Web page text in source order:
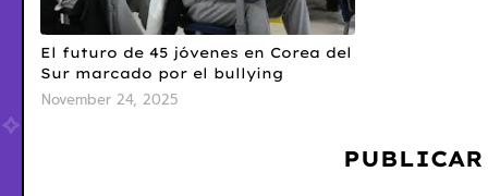
El futuro de 45 jóvenes en Corea del
Sur marcado por el bullying
November 24, 2025